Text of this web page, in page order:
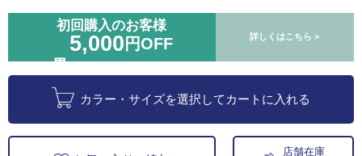
初回購入のお客様
5,000 円OFF 詳しくはこちら >
カラー・サイズを選択してカートに入れる
店舗在庫